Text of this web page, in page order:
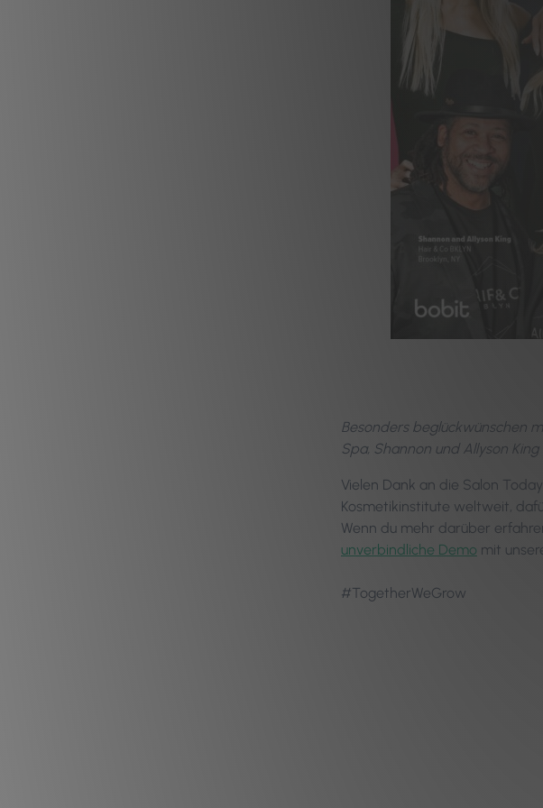
Besonders beglückwünschen
Spa, Shannon und Allyson King
Vielen Dank an die Salon
Kosmetikinstitute weltweit,
Wenn du mehr darüber
unverbindliche Demo mit
#TogetherWeGrow